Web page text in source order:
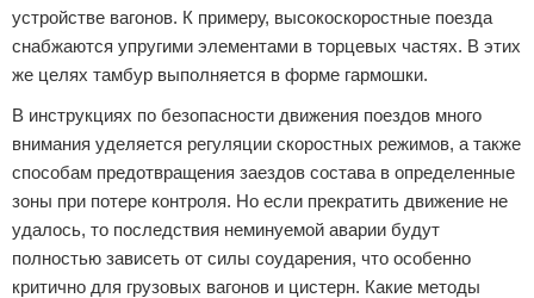
устройстве вагонов. К примеру, высокоскоростные поезда
снабжаются упругими элементами в торцевых частях. В этих
же целях тамбур выполняется в форме гармошки.
В инструкциях по безопасности движения поездов много
внимания уделяется регуляции скоростных режимов, а также
способам предотвращения заездов состава в определенные
зоны при потере контроля. Но если прекратить движение не
удалось, то последствия неминуемой аварии будут
полностью зависеть от силы соударения, что особенно
критично для грузовых вагонов и цистерн. Какие методы